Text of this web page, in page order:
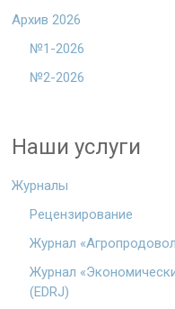
Архив 2026
№1-2026
№2-2026
Наши услуги
Журналы
Рецензирование
Журнал
Журнал
(EDRJ)